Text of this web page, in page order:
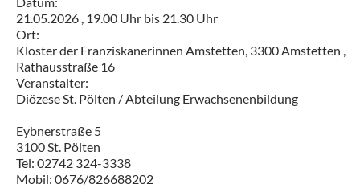
21.05.2026 , 19.00 Uhr bis 21.30 Uhr
Ort:
Kloster der Franziskanerinnen Amstetten, 3300 Amstetten ,
Rathausstraße 16
Veranstalter:
Diözese St. Pölten / Abteilung Erwachsenenbildung
Eybnerstraße 5
3100 St. Pölten
Tel: 02742 324-3338
Mobil: 0676/826688202